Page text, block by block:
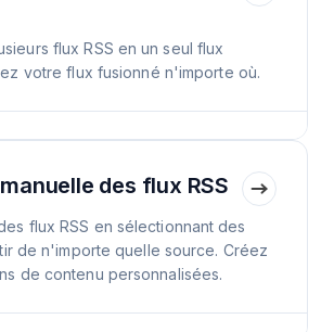
flux RSS en un seul flux
votre flux fusionné n'importe où.
des flux RSS
flux RSS en sélectionnant des
de n'importe quelle source. Créez
de contenu personnalisées.